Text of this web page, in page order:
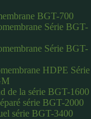
BGT-700
Série BGT-
Série BGT-
HDPE Série
de la série BGT-1600
série BGT-2000
série BGT-3400